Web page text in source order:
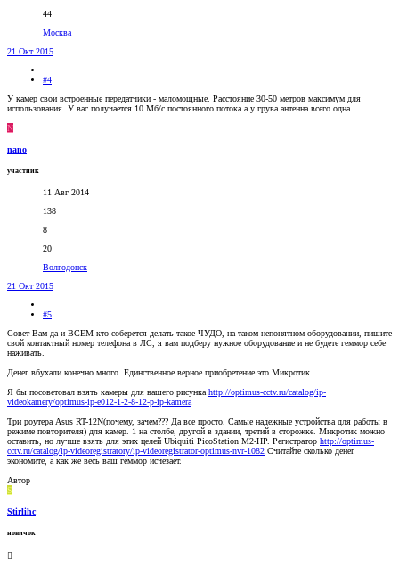
44
Москва
21 Окт 2015
#4
У камер свои встроенные передатчики - маломощные. Расстояние 30-50 метров максимум для
использования. У вас получается 10 Мб/с постоянного потока а у грува антенна всего одна.
N
nano
участник
11 Авг 2014
138
8
20
Волгодонск
21 Окт 2015
#5
Совет Вам да и ВСЕМ кто соберется делать такое ЧУДО, на таком непонятном оборудовании, пишите
свой контактный номер телефона в ЛС, я вам подберу нужное оборудование и не будете геммор себе
наживать.
Денег вбухали конечно много. Единственное верное приобретение это Микротик.
Я бы посоветовал взять камеры для вашего рисунка http://optimus-cctv.ru/catalog/ip-
videokamery/optimus-ip-e012-1-2-8-12-p-ip-kamera
Три роутера Asus RT-12N(почему, зачем??? Да все просто. Самые надежные устройства для работы в
режиме повторителя) для камер. 1 на столбе, другой в здании, третий в сторожке. Микротик можно
оставить, но лучше взять для этих целей Ubiquiti PicoStation M2-HP. Регистратор http://optimus-
cctv.ru/catalog/ip-videoregistratory/ip-videoregistrator-optimus-nvr-1082 Считайте сколько денег
экономите, а как же весь ваш геммор исчезает.
Автор
S
Stirlihc
новичок